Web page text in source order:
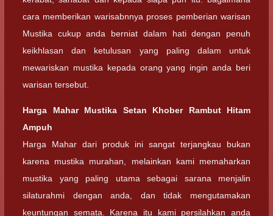
cara memberikan warisabnnya proses pemberian warisan
Mustika cukup anda berniat dalam hati dengan penuh
keikhlasan dan ketulusan yang paling dalam untuk
mewariskan mustika kepada orang yang ingin anda beri
warisan tersebut.
Harga Mahar Mustika Setan Khober Rambut Hitam
Ampuh
Harga Mahar dari produk ini sangat terjangkau bukan
karena mustika murahan, melainkan kami memaharkan
mustika yang paling utama sebagai sarana menjalin
silaturahmi dengan anda, dan tidak mengutamakan
keuntungan semata. Karena itu kami persilahkan anda